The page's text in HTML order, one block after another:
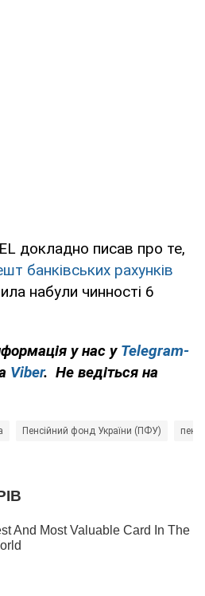
докладно писав про те,
банківських рахунків
набули чинності 6
у нас у Telegram-
Viber. Не ведіться на
Пенсійний фонд України (ПФУ) пенсії